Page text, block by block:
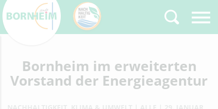
Zurück
Type 2 or more
characters for results.
Bornheim im erweiterten
Vorstand der Energieagentur